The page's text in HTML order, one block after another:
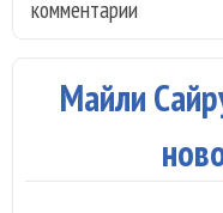
комментарии
Майли